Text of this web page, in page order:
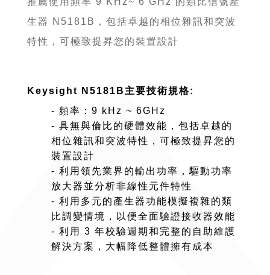
生器 N5181B，包括卓越的相位雜訊和突波
特性，可極致提昇您的裝置設計
Keysight N5181B主要技術規格:
- 頻率：9 kHz ~ 6GHz
- 具無與倫比的硬體效能，包括卓越的
相位雜訊和突波特性，可極致提昇您的
裝置設計
- 利用領先業界的輸出功率，驅動功率
放大器並分析非線性元件特性
- 利用多元的產生器功能模擬複雜的類
比調變情境，以便全面驗證接收器效能
- 利用 3 年校驗週期和完整的自助維護
解決方案，大幅降低整體擁有成本